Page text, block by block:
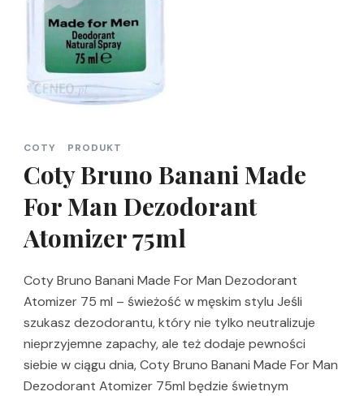
COTY PRODUKT
Coty Bruno Banani Made
For Man Dezodorant
Atomizer 75ml
Coty Bruno Banani Made For Man Dezodorant
Atomizer 75 ml – świeżość w męskim stylu Jeśli
szukasz dezodorantu, który nie tylko neutralizuje
nieprzyjemne zapachy, ale też dodaje pewności
siebie w ciągu dnia, Coty Bruno Banani Made For Man
Dezodorant Atomizer 75ml będzie świetnym